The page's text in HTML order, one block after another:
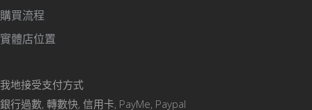
購買流程
實體店位置
我地接受支付方式
銀行過數, 轉數快, 信用卡, PayMe, Paypal